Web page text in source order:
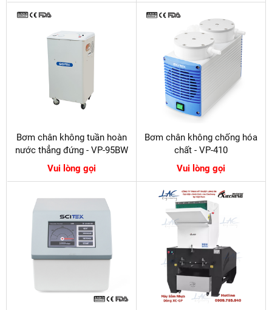
Bơm chân không tuần hoàn
nước thẳng đứng - VP-95BW
Vui lòng gọi
Bơm chân không chống hóa
chất - VP-410
Vui lòng gọi